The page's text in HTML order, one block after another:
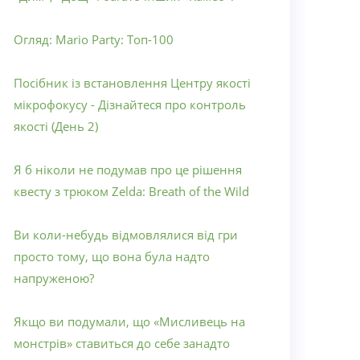
Огляд: Mario Party: Топ-100
Посібник із встановлення Центру якості
мікрофокусу - Дізнайтеся про контроль
якості (День 2)
Я б ніколи не подумав про це рішення
квесту з трюком Zelda: Breath of the Wild
Ви коли-небудь відмовлялися від гри
просто тому, що вона була надто
напруженою?
Якщо ви подумали, що «Мисливець на
монстрів» ставиться до себе занадто